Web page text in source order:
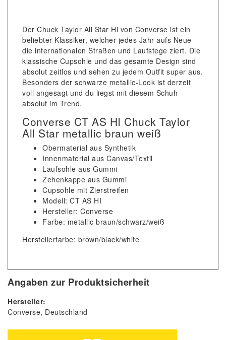
Der Chuck Taylor All Star Hi von Converse ist ein
beliebter Klassiker, welcher jedes Jahr aufs Neue
die internationalen Straßen und Laufstege ziert. Die
klassische Cupsohle und das gesamte Design sind
absolut zeitlos und sehen zu jedem Outfit super aus.
Besonders der schwarze metallic-Look ist derzeit
voll angesagt und du liegst mit diesem Schuh
absolut im Trend.
Converse CT AS HI Chuck Taylor
All Star metallic braun weiß
Obermaterial aus Synthetik
Innenmaterial aus Canvas/Textil
Laufsohle aus Gummi
Zehenkappe aus Gummi
Cupsohle mit Zierstreifen
Modell: CT AS HI
Hersteller: Converse
Farbe: metallic braun/schwarz/weiß
Herstellerfarbe: brown/black/white
Angaben zur Produktsicherheit
Hersteller:
Converse Deutschland